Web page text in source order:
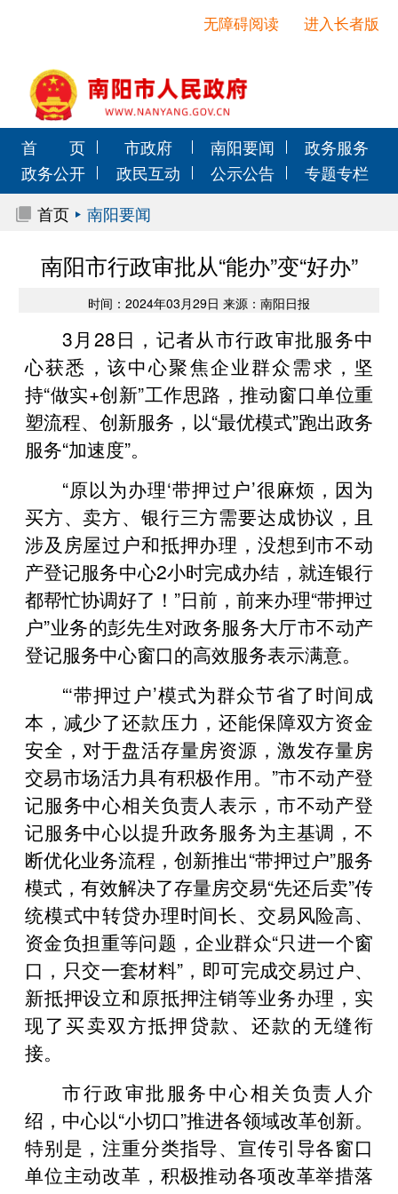
进入长者版
无障碍阅读
首 页 市政府 南阳要闻
政务服务
政务公开
政民互动 公示公告
专题专栏
首页
南阳要闻
南阳市行政审批从“能办”变“好办”
时间：2024年03月29日 来源：南阳日报
3月28日，记者从市行政审批服务中
心获悉，该中心聚焦企业群众需求，坚
持“做实+创新”工作思路，推动窗口单位重
塑流程、创新服务，以“最优模式”跑出政务
服务“加速度”。
“原以为办理‘带押过户’很麻烦，因为
买方、卖方、银行三方需要达成协议，且
涉及房屋过户和抵押办理，没想到市不动
产登记服务中心2小时完成办结，就连银行
都帮忙协调好了！”日前，前来办理“带押过
户”业务的彭先生对政务服务大厅市不动产
登记服务中心窗口的高效服务表示满意。
“‘带押过户’模式为群众节省了时间成
本，减少了还款压力，还能保障双方资金
安全，对于盘活存量房资源，激发存量房
交易市场活力具有积极作用。”市不动产登
记服务中心相关负责人表示，市不动产登
记服务中心以提升政务服务为主基调，不
断优化业务流程，创新推出“带押过户”服务
模式，有效解决了存量房交易“先还后卖”传
统模式中转贷办理时间长、交易风险高、
资金负担重等问题，企业群众“只进一个窗
口，只交一套材料”，即可完成交易过户、
新抵押设立和原抵押注销等业务办理，实
现了买卖双方抵押贷款、还款的无缝衔
接。
市行政审批服务中心相关负责人介
绍，中心以“小切口”推进各领域改革创新。
特别是，注重分类指导、宣传引导各窗口
单位主动改革，积极推动各项改革举措落